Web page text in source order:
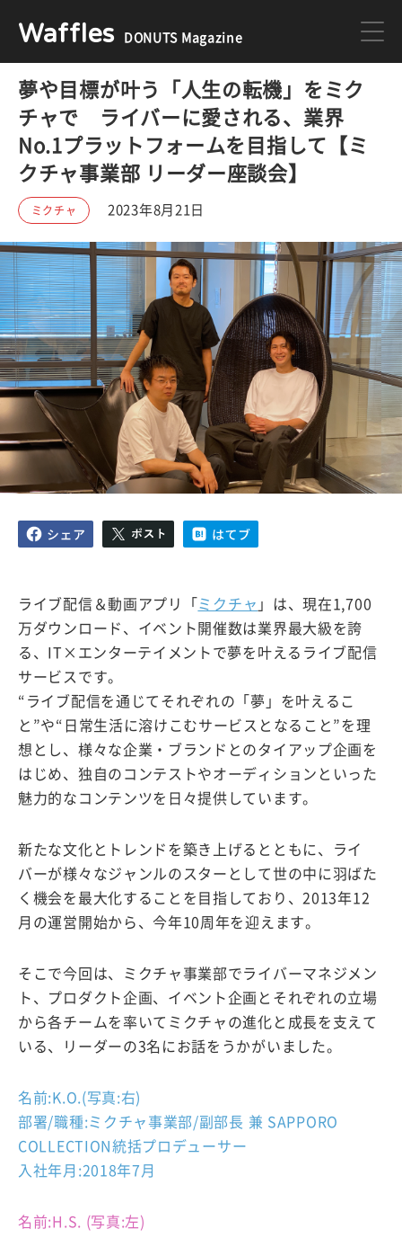
Waffles DONUTS Magazine
DONUTS ジョブカン
ミクチャ ゲーム
医療
DONUTSの採用情報はこちら
夢や目標が叶う「人生の転機」をミク
チャで ライバーに愛される、業界
No.1プラットフォームを目指して【ミ
クチャ事業部 リーダー座談会】
ミクチャ 2023年8月21日
ライブ配信＆動画アプリ「 ミクチャ 」は、現在1,700
万ダウンロード、イベント開催数は業界最大級を誇
る、IT×エンターテイメントで夢を叶えるライブ配信
サービスです。
“ライブ配信を通じてそれぞれの「夢」を叶えるこ
と”や“日常生活に溶けこむサービスとなること”を理
想とし、様々な企業・ブランドとのタイアップ企画を
はじめ、独自のコンテストやオーディションといった
魅力的なコンテンツを日々提供しています。
新たな文化とトレンドを築き上げるとともに、ライ
バーが様々なジャンルのスターとして世の中に羽ばた
く機会を最大化することを目指しており、2013年12
月の運営開始から、今年10周年を迎えます。
そこで今回は、ミクチャ事業部でライバーマネジメン
ト、プロダクト企画、イベント企画とそれぞれの立場
から各チームを率いてミクチャの進化と成長を支えて
いる、リーダーの3名にお話をうかがいました。
名前:K.O.(写真:右)
部署/職種:ミクチャ事業部/副部長 兼 SAPPORO
COLLECTION統括プロデューサー
入社年月:2018年7月
名前:H.S. (写真:左)